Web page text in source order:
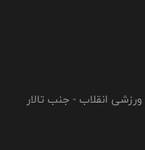
انقلاب - جنب تالار